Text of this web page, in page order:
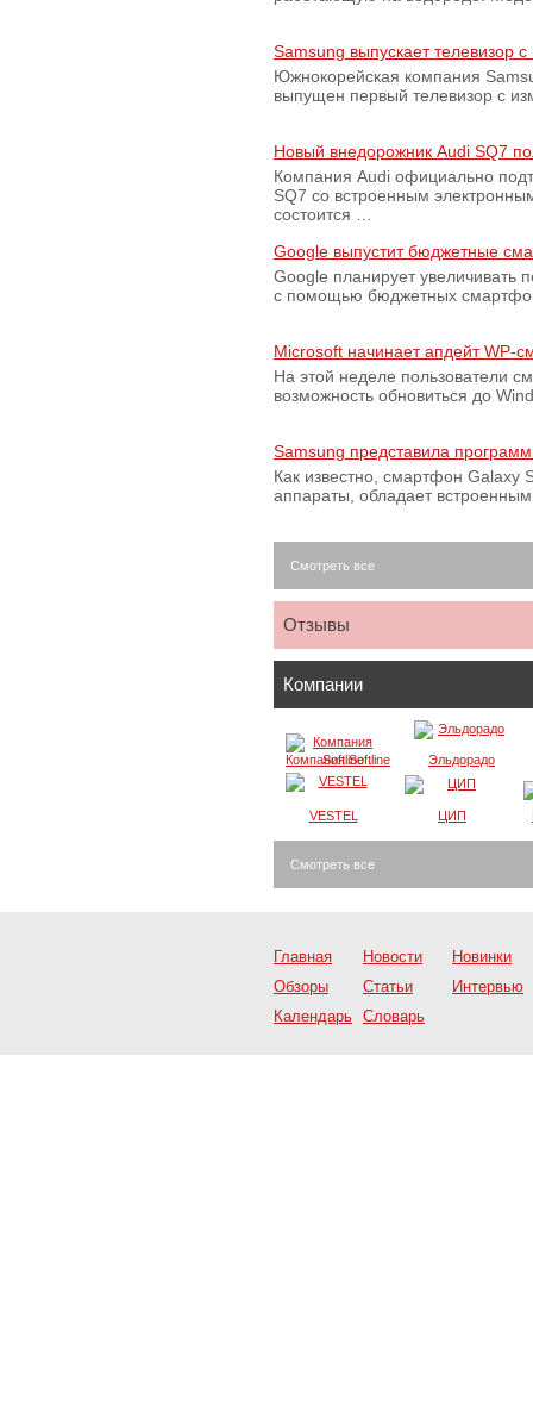
Samsung выпускает телевизор
Южнокорейская компания
выпущен первый телевизор с
Новый внедорожник Audi SQ7
Компания Audi официально
SQ7 со встроенным
состоится …
Google выпустит бюджетные
Google планирует увеличивать
с помощью бюджетных
Microsoft начинает апдейт WP-
На этой неделе пользователи
возможность обновиться до
Samsung представила
Как известно, смартфон Galaxy
аппараты, обладает
Смотреть все
Отзывы
Компании
Компания Softline Эльдорадо
VESTEL ЦИП
Смотреть все
Главная Новости
Новинки
Обзоры
Статьи
Интервью
Календарь Словарь